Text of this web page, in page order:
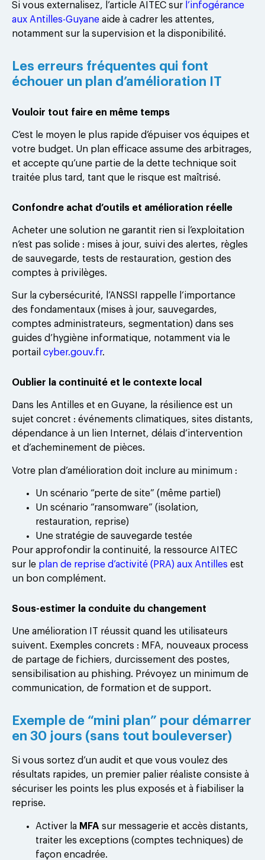
Si vous externalisez, l’article AITEC sur l’infogérance
aux Antilles-Guyane aide à cadrer les attentes,
notamment sur la supervision et la disponibilité.
Les erreurs fréquentes qui font
échouer un plan d’amélioration IT
Vouloir tout faire en même temps
C’est le moyen le plus rapide d’épuiser vos équipes et
votre budget. Un plan efficace assume des arbitrages,
et accepte qu’une partie de la dette technique soit
traitée plus tard, tant que le risque est maîtrisé.
Confondre achat d’outils et amélioration réelle
Acheter une solution ne garantit rien si l’exploitation
n’est pas solide : mises à jour, suivi des alertes, règles
de sauvegarde, tests de restauration, gestion des
comptes à privilèges.
Sur la cybersécurité, l’ANSSI rappelle l’importance
des fondamentaux (mises à jour, sauvegardes,
comptes administrateurs, segmentation) dans ses
guides d’hygiène informatique, notamment via le
portail cyber.gouv.fr.
Oublier la continuité et le contexte local
Dans les Antilles et en Guyane, la résilience est un
sujet concret : événements climatiques, sites distants,
dépendance à un lien Internet, délais d’intervention
et d’acheminement de pièces.
Votre plan d’amélioration doit inclure au minimum :
Un scénario “perte de site” (même partiel)
Un scénario “ransomware” (isolation,
restauration, reprise)
Une stratégie de sauvegarde testée
Pour approfondir la continuité, la ressource AITEC
sur le plan de reprise d’activité (PRA) aux Antilles est
un bon complément.
Sous-estimer la conduite du changement
Une amélioration IT réussit quand les utilisateurs
suivent. Exemples concrets : MFA, nouveaux process
de partage de fichiers, durcissement des postes,
sensibilisation au phishing. Prévoyez un minimum de
communication, de formation et de support.
Exemple de “mini plan” pour démarrer
en 30 jours (sans tout bouleverser)
Si vous sortez d’un audit et que vous voulez des
résultats rapides, un premier palier réaliste consiste à
sécuriser les points les plus exposés et à fiabiliser la
reprise.
Activer la MFA sur messagerie et accès distants,
traiter les exceptions (comptes techniques) de
façon encadrée.